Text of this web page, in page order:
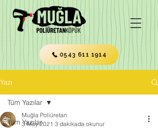
0543 611 1914
Yazı
Tüm Yazılar
Tüm Yazılar
Muğla Poliüretan
3 May 2021 3 dakikada okunur